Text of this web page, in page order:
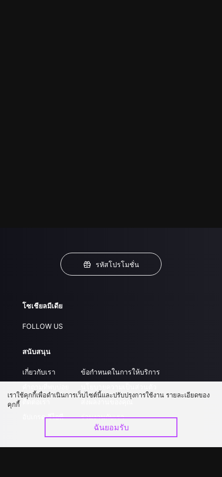
รหัสโปรโมชั่น
โซเชียลมีเดีย
FOLLOW US
สนับสนุน
เกี่ยวกับเรา
ติดต่อเรา
อัปเกรด วีไอพี
ข้อกำหนดในการให้บริการ
ส่งผลงานของคุณ
ร่วมงานกับเรา
เราใช้คุกกี้เพื่อดำเนินการเว็บไซต์นี้และปรับปรุงการใช้งาน รายละเอียดของ
คุกกี้
ฉันยอมรับ